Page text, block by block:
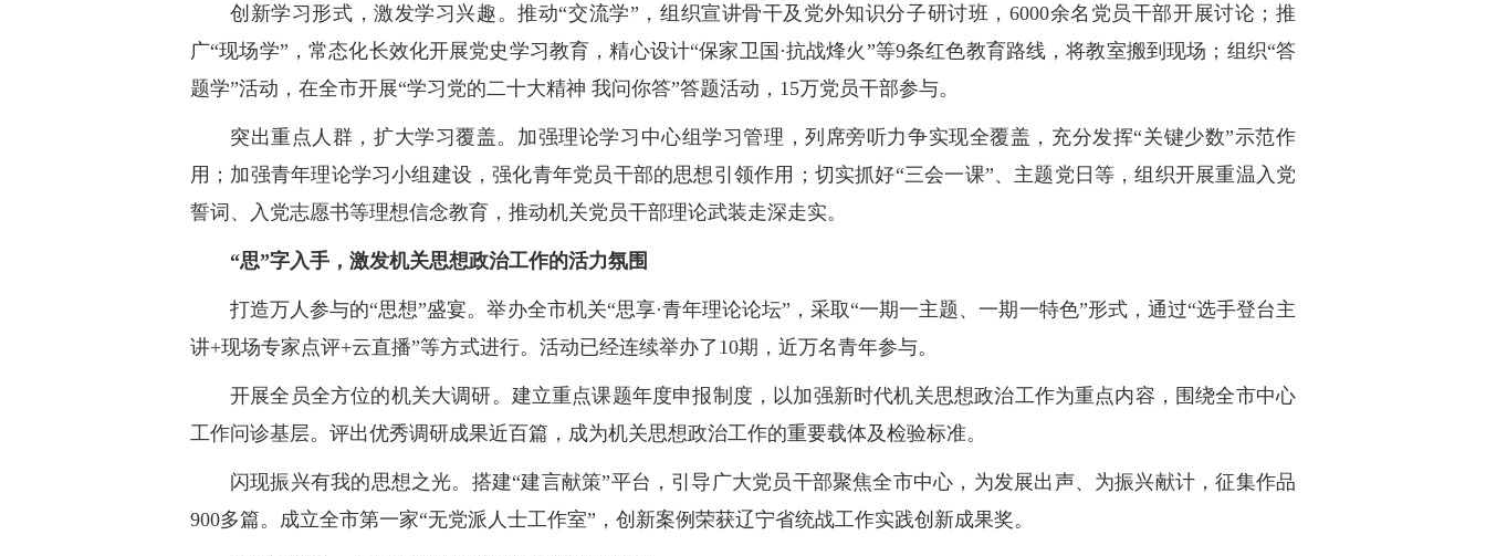
创新学习形式，激发学习兴趣。推动“交流学”，组织宣讲骨干及党外知识分子研讨班，6000余名党员干部开展讨论；推
广“现场学”，常态化长效化开展党史学习教育，精心设计“保家卫国·抗战烽火”等9条红色教育路线，将教室搬到现场；组织“答
题学”活动，在全市开展“学习党的二十大精神 我问你答”答题活动，15万党员干部参与。
突出重点人群，扩大学习覆盖。加强理论学习中心组学习管理，列席旁听力争实现全覆盖，充分发挥“关键少数”示范作
用；加强青年理论学习小组建设，强化青年党员干部的思想引领作用；切实抓好“三会一课”、主题党日等，组织开展重温入党
誓词、入党志愿书等理想信念教育，推动机关党员干部理论武装走深走实。
“思”字入手，激发机关思想政治工作的活力氛围
打造万人参与的“思想”盛宴。举办全市机关“思享·青年理论论坛”，采取“一期一主题、一期一特色”形式，通过“选手登台主
讲+现场专家点评+云直播”等方式进行。活动已经连续举办了10期，近万名青年参与。
开展全员全方位的机关大调研。建立重点课题年度申报制度，以加强新时代机关思想政治工作为重点内容，围绕全市中心
工作问诊基层。评出优秀调研成果近百篇，成为机关思想政治工作的重要载体及检验标准。
闪现振兴有我的思想之光。搭建“建言献策”平台，引导广大党员干部聚焦全市中心，为发展出声、为振兴献计，征集作品
900多篇。成立全市第一家“无党派人士工作室”，创新案例荣获辽宁省统战工作实践创新成果奖。